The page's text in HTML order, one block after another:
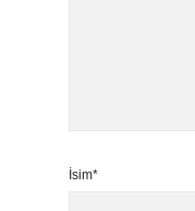
İsim*